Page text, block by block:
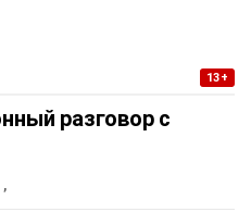
13+
разговор с
,